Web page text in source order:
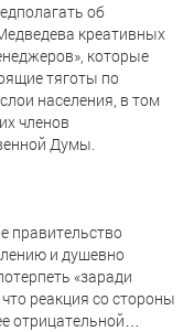
об
креативных
которые
тяготы по
населения, в том
членов
Думы.
правительство
и душевно
«заради
реакция со стороны
отрицательной…